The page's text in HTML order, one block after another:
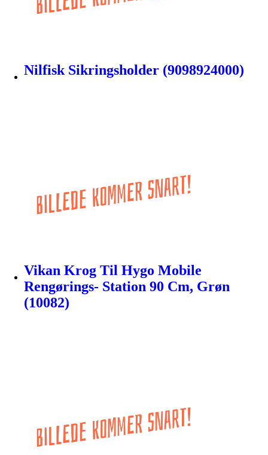
Nilfisk Sikringsholder (9098924000)
Vikan Krog Til Hygo Mobile
Rengørings- Station 90 Cm, Grøn
(10082)